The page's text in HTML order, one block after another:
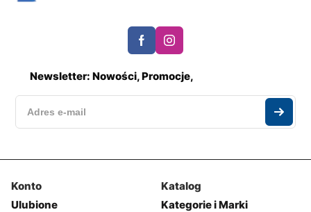
Newsletter: Nowości, Promocje,
Konto
Ulubione
Katalog
Kategorie i Marki